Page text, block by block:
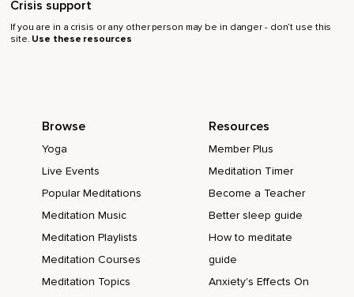
Nos integra.
Ahí viene la mano del maestro,
Hijo mío,
Te llevaré por este camino.
Ese es el trabajo del maestro,
Crisis support
If you are in a crisis or any other person may be in danger - don’t use this
site. Use these resources
Browse
Yoga
Live Events
Popular Meditations
Meditation Music
Meditation Playlists
Meditation Courses
Meditation Topics
Resources
Member Plus
Meditation Timer
Become a Teacher
Better sleep guide
How to meditate
guide
Anxiety's Effects On